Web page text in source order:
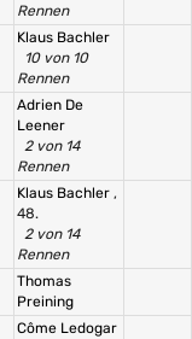
Rennen
Klaus Bachler
10 von 10
Rennen
Adrien De
Leener
2 von 14
Rennen
Klaus Bachler ,
48.
2 von 14
Rennen
Thomas
Preining
Côme Ledogar